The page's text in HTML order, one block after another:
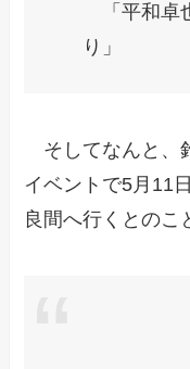
「平和卓
り」
そしてなんと、
イベントで5月11
良間へ行くとの